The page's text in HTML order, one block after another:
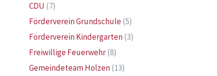
CDU (7)
Förderverein Grundschule(5)
Förderverein Kindergarten(3)
Freiwillige Feuerwehr(8)
Gemeindeteam Holzen(13)